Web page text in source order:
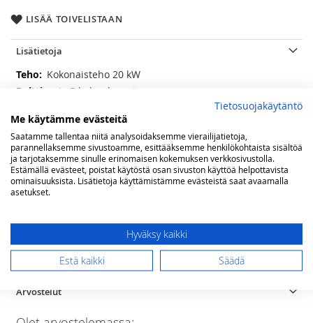
LISÄÄ TOIVELISTAAN
Lisätietoja
LisätietojaKokonaisteho 20 kW
5 kpl, valurautaa
lxs 96x48cm, 4608 cm², jaettu 2 avoparilaan
32cm x 48cm sekä umpiparilaan 32cm x 48cm
43,4 kW/m²
mattaemaloitu valurauta
lisävarusteena
on
58
(lxsxk) 98x59x58 cm
Arvostelut
Tietosuojakäytäntö
Me käytämme evästeitä
Saatamme tallentaa niitä analysoidaksemme vierailijatietoja,
parannellaksemme sivustoamme, esittääksemme henkilökohtaista sisältöä
ja tarjotaksemme sinulle erinomaisen kokemuksen verkkosivustolla.
Estämällä evästeet, poistat käytöstä osan sivuston käyttöä helpottavista
ominaisuuksista. Lisätietoja käyttämistämme evästeistä saat avaamalla
asetukset.
Hyväksy kaikki
Estä kaikki Säädä